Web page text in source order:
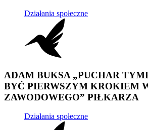
Działania społeczne
ADAM BUKSA „PUCHAR
BYĆ PIERWSZYM KROKIEM
ZAWODOWEGO” PIŁKARZA
Działania społeczne